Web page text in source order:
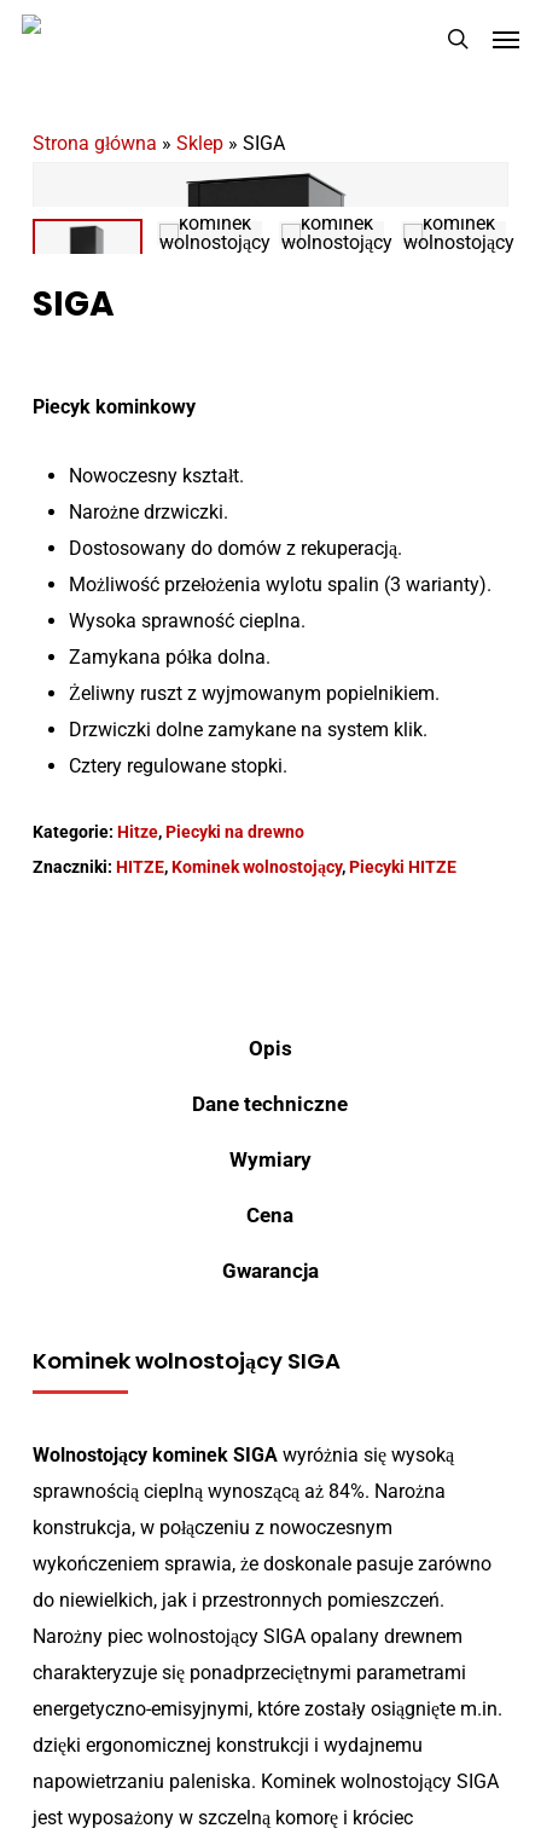
Skip
search
Strona główna » Sklep» SIGA
SIGA
Piecyk kominkowy
Nowoczesny kształt.
Narożne drzwiczki.
Dostosowany do domów z rekuperacją.
Możliwość przełożenia wylotu spalin (3 warianty).
Wysoka sprawność cieplna.
Zamykana półka dolna.
Żeliwny ruszt z wyjmowanym popielnikiem.
Drzwiczki dolne zamykane na system klik.
Cztery regulowane stopki.
Kategorie: Hitze,Piecyki na drewno
Znaczniki: HITZE,Kominek wolnostojący,Piecyki HITZE
Opis
Dane techniczne
Wymiary
Cena
Gwarancja
Kominek wolnostojący SIGA
Wolnostojący kominek SIGA wyróżnia się wysoką
sprawnością cieplną wynoszącą aż 84%. Narożna
konstrukcja, w połączeniu z nowoczesnym
wykończeniem sprawia, że doskonale pasuje zarówno
do niewielkich, jak i przestronnych pomieszczeń.
Narożny piec wolnostojący SIGA opalany drewnem
charakteryzuje się ponadprzeciętnymi parametrami
energetyczno-emisyjnymi, które zostały osiągnięte m.in.
dzięki ergonomicznej konstrukcji i wydajnemu
napowietrzaniu paleniska. Kominek wolnostojący SIGA
jest wyposażony w szczelną komorę i króciec